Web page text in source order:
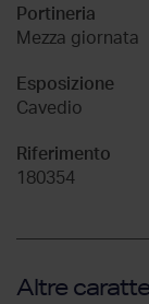
Portineria
Mezza giornata
Esposizione
Cavedio
Riferimento
180354
Altre